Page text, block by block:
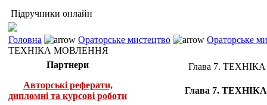
Підручники онлайн
Головна Ораторське мистецтво
Ораторське
ТЕХНІКА МОВЛЕННЯ
Партнери
Авторські реферати,
дипломні та курсові роботи
Глава 7.
Глава 7.